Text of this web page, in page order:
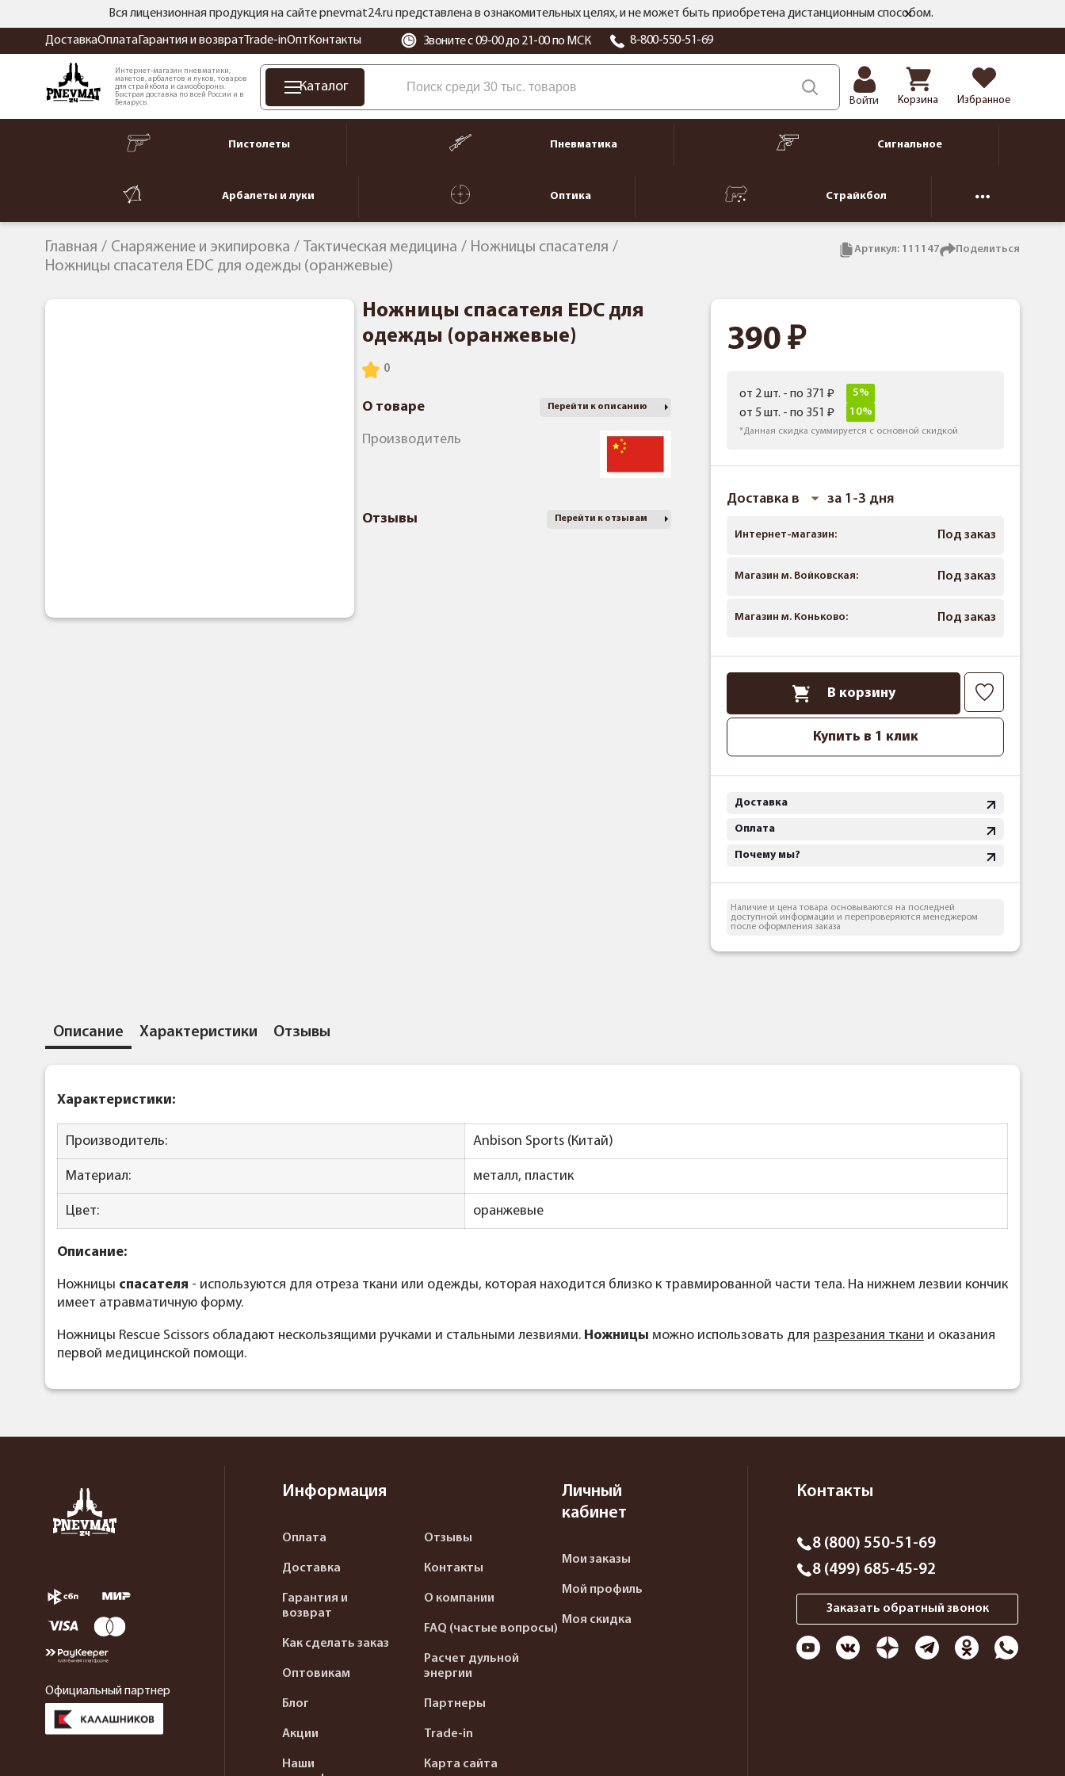
Вся лицензионная продукция на сайте pnevmat24.ru представлена в ознакомительных целях, и не может быть приобретена дистанционным способом.
ДоставкаОплата Гарантия и возврат Trade-inОпт Контакты Звоните с 09-00 до 21-00 по МСК 8-800-550-51-69
Интернет-магазин пневматики,
макетов, арбалетов и луков, товаров
для страйкбола и самообороны.
Быстрая доставка по всей России и в
Беларусь.
Каталог
Войти Корзина Избранное
Пистолеты Пневматика Сигнальное
Арбалеты и луки Оптика Страйкбол
Главная Снаряжение и экипировка Тактическая медицина
Ножницы спасателя
Ножницы спасателя EDC для одежды (оранжевые)
Артикул: 111147 Поделиться
Ножницы спасателя EDC для
одежды (оранжевые)
О товаре Перейти к описанию
Производитель
Отзывы Перейти к отзывам
390
от 2 шт. - по 371 5%
от 5 шт. - по 351 10%
*Данная скидка суммируется с основной скидкой
Доставка в за 1-3 дня
Интернет-магазин: Под заказ
Магазин м. Войковская: Под заказ
Магазин м. Коньково: Под заказ
В корзину
Купить в 1 клик
Доставка
Оплата
Почему мы?
Наличие и цена товара основываются на последней
доступной информации и перепроверяются менеджером
после оформления заказа
Описание Характеристики Отзывы
Характеристики:
Производитель: Anbison Sports (Китай)
Материал: металл, пластик
Цвет: оранжевые
Описание:
Ножницы спасателя - используются для отреза ткани или одежды, которая находится близко к травмированной части тела. На нижнем лезвии кончик
имеет атравматичную форму.
Ножницы Rescue Scissors обладают нескользящими ручками и стальными лезвиями. Ножницы можно использовать для разрезания ткани и оказания
первой медицинской помощи.
Официальный партнер
Информация
Оплата
Доставка
Гарантия и
возврат
Как сделать заказ
Оптовикам
Блог
Акции
Наши
Отзывы
Контакты
О компании
FAQ (частые вопросы)
Расчет дульной
энергии
Партнеры
Trade-in
Карта сайта
Личный
кабинет
Мои заказы
Мой профиль
Моя скидка
Контакты
8 (800) 550-51-69
8 (499) 685-45-92
Заказать обратный звонок